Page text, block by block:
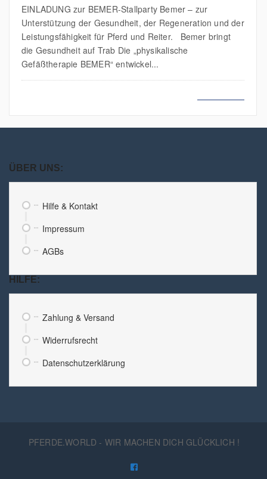
EINLADUNG zur BEMER-Stallparty Bemer – zur
Unterstützung der Gesundheit, der Regeneration und der
Leistungsfähigkeit für Pferd und Reiter. Bemer bringt
die Gesundheit auf Trab Die „physikalische
Gefäßtherapie BEMER“ entwickel...
ÜBER UNS:
Hilfe & Kontakt
Impressum
AGBs
HILFE:
Zahlung & Versand
Widerrufsrecht
Datenschutzerklärung
PFERDE.WORLD - WIR MACHEN DICH GLÜCKLICH !